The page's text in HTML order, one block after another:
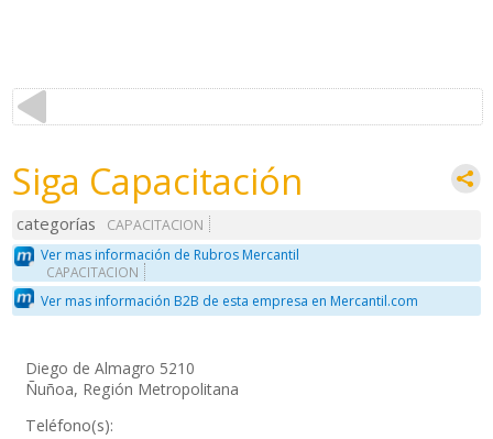
Siga Capacitación
categorías
CAPACITACION
Ver mas información de Rubros Mercantil
CAPACITACION
Ver mas información B2B de esta empresa en Mercantil.com
Diego de Almagro 5210
Ñuñoa, Región Metropolitana
Teléfono(s):